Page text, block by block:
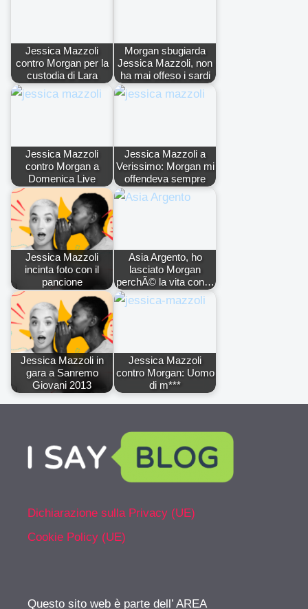
Jessica Mazzoli
contro Morgan per la
custodia di Lara
Morgan sbugiarda
Jessica Mazzoli, non
ha mai offeso i sardi
Jessica Mazzoli
contro Morgan a
Domenica Live
Jessica Mazzoli a
Verissimo: Morgan mi
offendeva sempre
Jessica Mazzoli
incinta foto con il
pancione
Asia Argento, ho
lasciato Morgan
perchÃ© la vita con…
Jessica Mazzoli in
gara a Sanremo
Giovani 2013
Jessica Mazzoli
contro Morgan: Uomo
di m***
Dichiarazione sulla Privacy (UE)
Cookie Policy (UE)
Questo sito web è parte dell’ AREA